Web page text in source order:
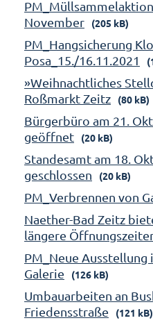
PM_Müllsammelaktion
November
(205 kB)
PM_Hangsicherung
Posa_15./16.11.2021
»Weihnachtliches
Roßmarkt Zeitz
(80 kB)
Bürgerbüro am 21.
geöffnet
(20 kB)
Standesamt am 18.
geschlossen
(20 kB)
PM_Verbrennen von
Naether-Bad Zeitz
längere
PM_Neue Ausstellung
Galerie
(126 kB)
Umbauarbeiten an
Friedensstraße
(121 kB)